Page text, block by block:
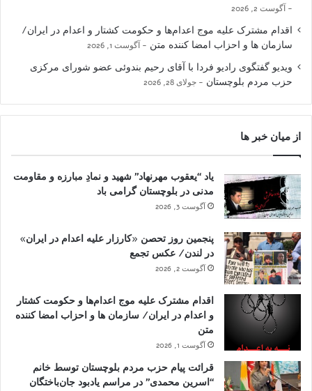
آگوست 2, 2026
اقدام مشترک علیه موج اعدام‌ها و حکومت کشتار و اعدام در ایران/
سازمان ها و احزاب امضا کننده متن
آگوست 1, 2026
ویدیو گفتگوی رادیو فردا با آقای رحیم بندوئی عضو شورای مرکزی
حزب مردم بلوچستان
جولای 28, 2026
از میان خبر ها
یاد “یعقوب مهرنهاد” شهید و نمادِ مبارزه و مقاومت
مدنی در بلوچستان گرامی باد
آگوست 3, 2026
پنجمین روز تحصن «کارزار علیه اعدام در ایران»
در لندن/ عکس تجمع
آگوست 2, 2026
اقدام مشترک علیه موج اعدام‌ها و حکومت کشتار
و اعدام در ایران/ سازمان ها و احزاب امضا کننده
متن
آگوست 1, 2026
قرائت پیام حزب مردم بلوچستان توسط خانم
“اسرین محمدی” در مراسم یادبود جان‌باختگان